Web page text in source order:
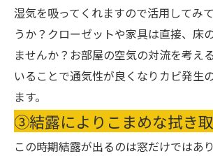
湿気を吸ってくれますので活用してみ
うか？クローゼットや家具は直接、床
ませんか？お部屋の空気の対流を考え
いることで通気性が良くなりカビ発生
ます。
③結露によりこまめな拭き
この時期結露が出るのは窓だけではあ